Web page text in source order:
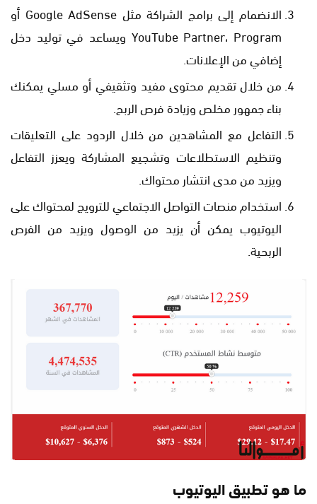
الانضمام إلى برامج الشراكة مثل Google AdSense أو
YouTube Partner، Program ويساعد في توليد دخل
إضافي من الإعلانات.
من خلال تقديم محتوى مفيد وتثقيفي أو مسلي يمكنك
بناء جمهور مخلص وزيادة فرص الربح.
التفاعل مع المشاهدين من خلال الردود على التعليقات
وتنظيم الاستطلاعات وتشجيع المشاركة ويعزز التفاعل
ويزيد من مدى انتشار محتواك.
استخدام منصات التواصل الاجتماعي للترويج لمحتواك على
اليوتيوب يمكن أن يزيد من الوصول ويزيد من الفرص
الربحية.
ما هو تطبيق اليوتيوب